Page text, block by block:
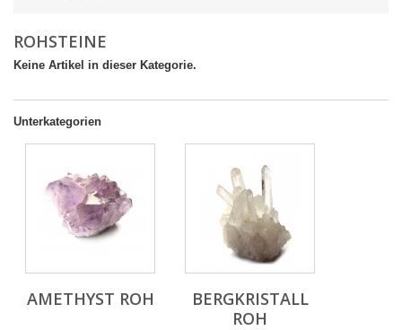
ROHSTEINE
Keine Artikel in dieser Kategorie.
Unterkategorien
AMETHYST ROH
BERGKRISTALL
ROH